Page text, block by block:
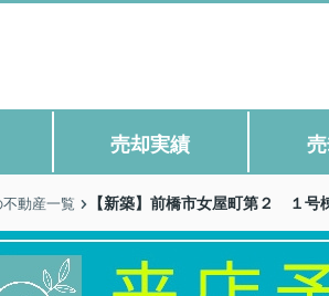
売却実績
動産一覧 【新築】前橋市女屋町第２ １